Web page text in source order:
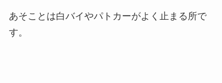
あそことは白バイやパトカーがよく止まる所で
す。